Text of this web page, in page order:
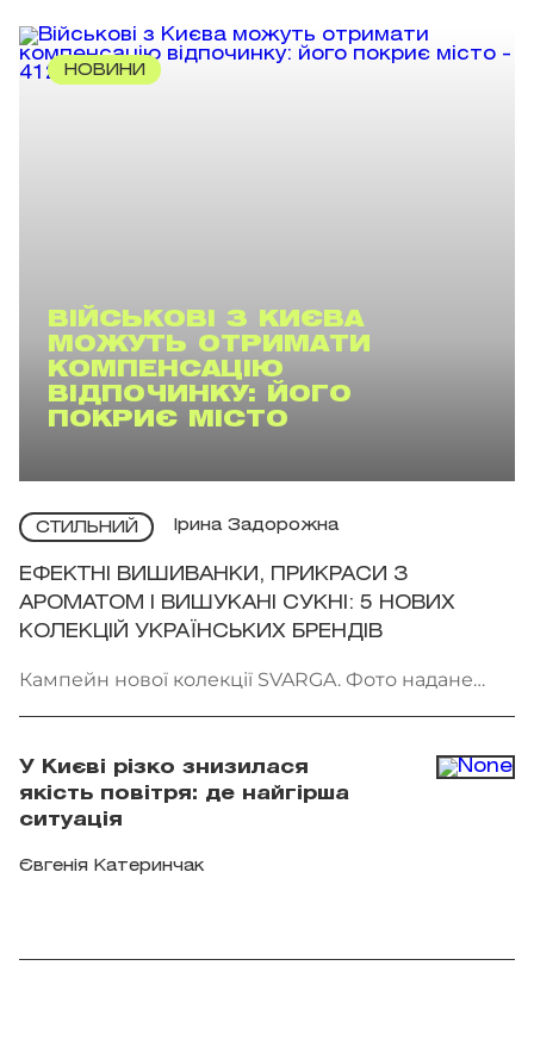
НОВИНИ
ВІЙСЬКОВІ З КИЄВА
МОЖУТЬ ОТРИМАТИ
КОМПЕНСАЦІЮ
ВІДПОЧИНКУ: ЙОГО
ПОКРИЄ МІСТО
СТИЛЬНИЙ Ірина Задорожна
ЕФЕКТНІ ВИШИВАНКИ, ПРИКРАСИ З
АРОМАТОМ І ВИШУКАНІ СУКНІ: 5 НОВИХ
КОЛЕКЦІЙ УКРАЇНСЬКИХ БРЕНДІВ
Кампейн нової колекції SVARGA. Фото надане
У Києві різко знизилася
якість повітря: де найгірша
ситуація
Євгенія Катеринчак